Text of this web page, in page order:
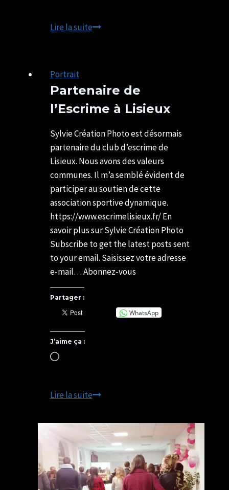
Lire la suiteMeilleurs
Portrait
Partenaire de
l’Escrime à Lisieux
CHATELAIS
Sylvie Création Photo est désormais
partenaire du club d’escrime de
Lisieux. Nous avons des valeurs
communes. Il m’a semblé évident de
participer au soutien de cette
association sportive dynamique.
https://www.escrimelisieux.fr/ En
savoir plus sur Sylvie Création Photo
Subscribe to get the latest posts sent
to your email. Saisissez votre adresse
e-mail… Abonnez-vous
Partager :
WhatsApp
J’aime ça :
Chargement…
Lire la suitePartenaire
l’Escrime
à
Lisieux